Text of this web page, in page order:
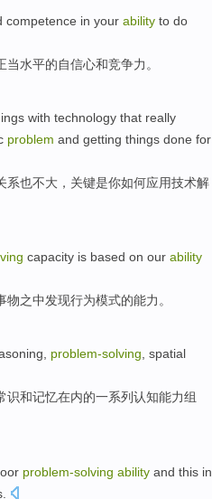
competence in your ability to do
当水平的自信心和竞争力 。
with technology that really
problem and getting things done for
系也不大，关键是你如何应用技术解
capacity is based on our ability
物之中发现行为模式的能力。
problem-solving spatial
识和记忆在内的一系列认知能力组
problem-solving ability and this in